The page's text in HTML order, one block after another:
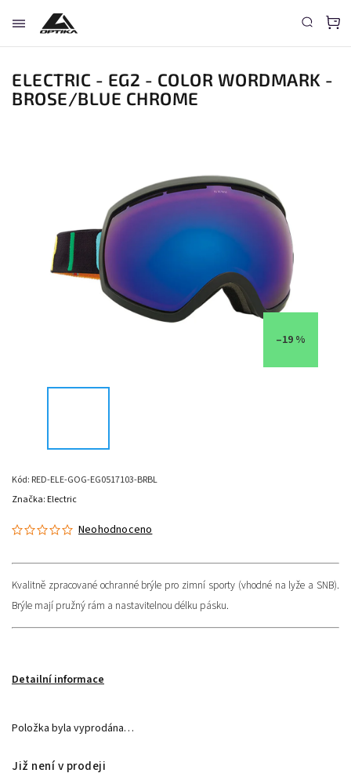
ELECTRIC - EG2 - COLOR WORDMARK -
BROSE/BLUE CHROME
–19 %
Kód: RED-ELE-GOG-EG0517103-BRBL
Neohodnoceno
Kvalitně zpracované ochranné brýle pro zimní sporty (vhodné na lyže a SNB).
Brýle mají pružný rám a nastavitelnou délku pásku.
Detailní informace
Značka: Electric
Položka byla vyprodána…
Již není v prodeji